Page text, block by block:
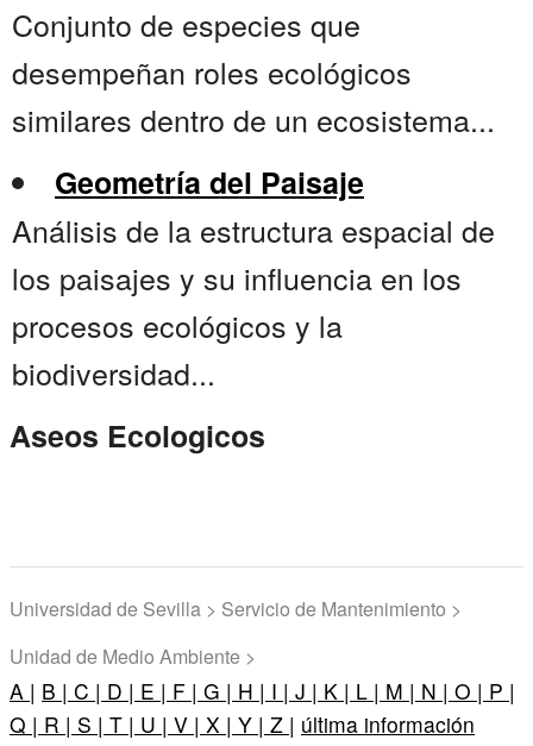
Conjunto de especies que
desempeñan roles ecológicos
similares dentro de un ecosistema...
Geometría del Paisaje
Análisis de la estructura espacial de
los paisajes y su influencia en los
procesos ecológicos y la
biodiversidad...
Aseos Ecologicos
Universidad de Sevilla > Servicio de Mantenimiento >
Unidad de Medio Ambiente >
A | B | C | D | E | F | G | H | I | J | K | L | M | N | O | P |
Q | R | S | T | U | V | X | Y | Z | última información